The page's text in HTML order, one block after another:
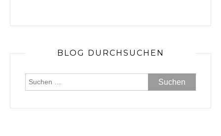
BLOG DURCHSUCHEN
Suchen
nach: